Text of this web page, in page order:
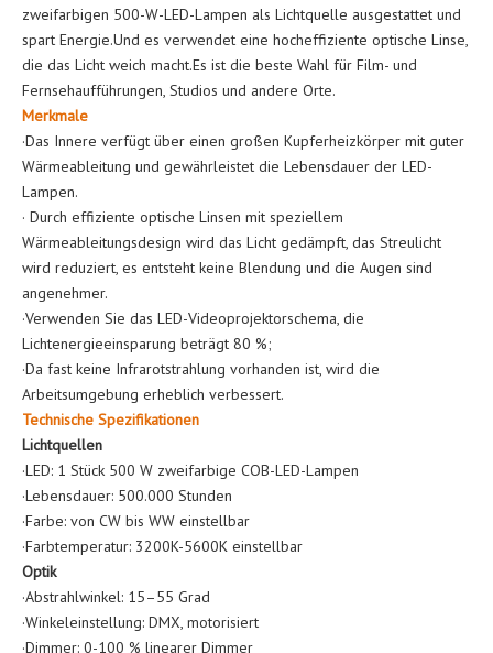
zweifarbigen 500-W-LED-Lampen als Lichtquelle ausgestattet und
spart Energie.Und es verwendet eine hocheffiziente optische Linse,
die das Licht weich macht.Es ist die beste Wahl für Film- und
Fernsehaufführungen, Studios und andere Orte.
Merkmale
·Das Innere verfügt über einen großen Kupferheizkörper mit guter
Wärmeableitung und gewährleistet die Lebensdauer der LED-
Lampen.
· Durch effiziente optische Linsen mit speziellem
Wärmeableitungsdesign wird das Licht gedämpft, das Streulicht
wird reduziert, es entsteht keine Blendung und die Augen sind
angenehmer.
·Verwenden Sie das LED-Videoprojektorschema, die
Lichtenergieeinsparung beträgt 80 %;
·Da fast keine Infrarotstrahlung vorhanden ist, wird die
Arbeitsumgebung erheblich verbessert.
Technische Spezifikationen
Lichtquellen
·LED: 1 Stück 500 W zweifarbige COB-LED-Lampen
·Lebensdauer: 500.000 Stunden
·Farbe: von CW bis WW einstellbar
·Farbtemperatur: 3200K-5600K einstellbar
Optik
·Abstrahlwinkel: 15–55 Grad
·Winkeleinstellung: DMX, motorisiert
·Dimmer: 0-100 % linearer Dimmer